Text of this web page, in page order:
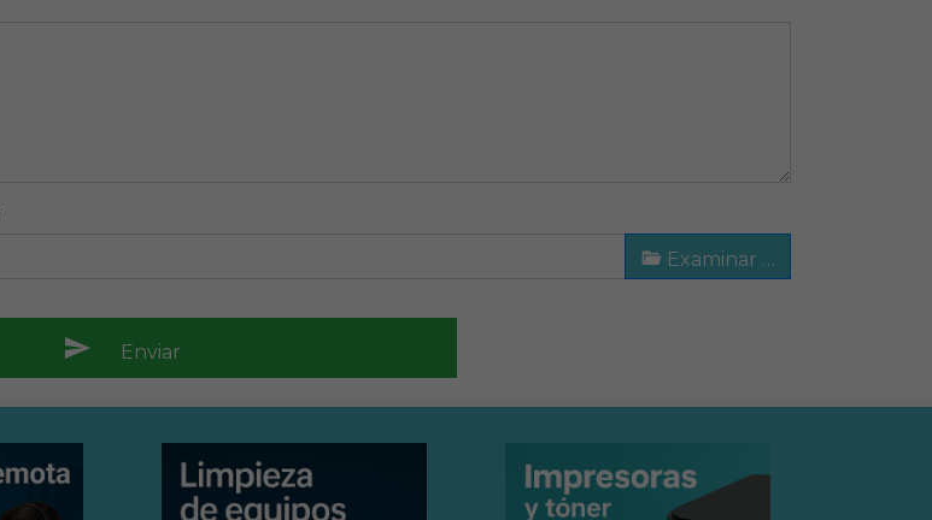
Examinar …
Enviar